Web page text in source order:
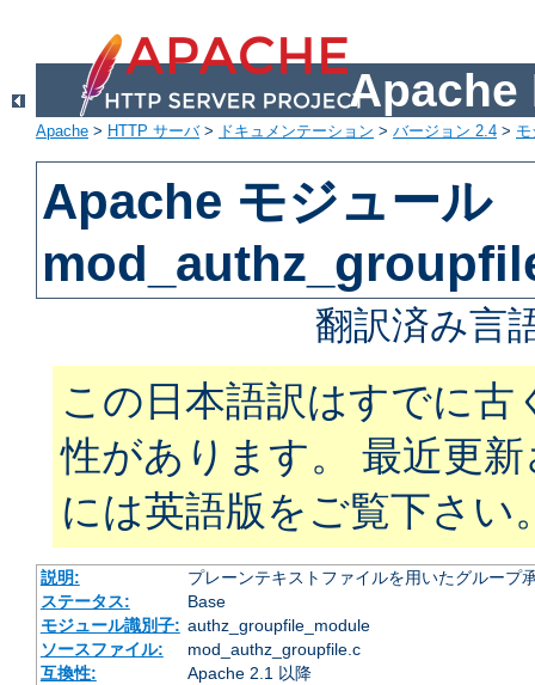
Apache
Apache > HTTP サーバ> ドキュメンテーション > バージョン 2.4 >
Apache モジュール
翻訳済み言
この日本語訳はすでに古
性があります。 最近更
には英語版をご覧下さい
説明:
プレーンテキストファイルを用いたグループ
ステータス:
Base
モジュール識別子: authz_groupfile_module
ソースファイル:
mod_authz_groupfile.c
互換性:
Apache 2.1 以降